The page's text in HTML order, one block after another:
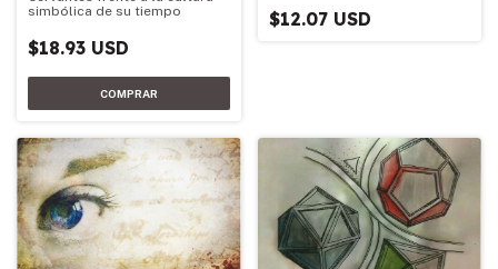
simbólica de su tiempo
$18.93 USD
$12.07 USD